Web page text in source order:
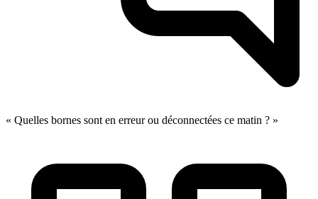
« Quelles bornes sont en erreur ou déconnectées ce matin ? »